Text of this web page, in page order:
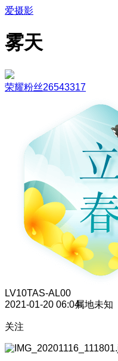
爱摄影
雾天
荣耀粉丝26543317
LV10TAS-AL00
2021-01-20 06:04属地未知
关注